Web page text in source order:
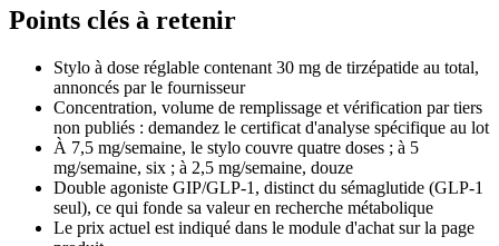
Points clés à retenir
Stylo à dose réglable contenant 30 mg de tirzépatide au total,
annoncés par le fournisseur
Concentration, volume de remplissage et vérification par tiers
non publiés : demandez le certificat d'analyse spécifique au lot
À 7,5 mg/semaine, le stylo couvre quatre doses ; à 5
mg/semaine, six ; à 2,5 mg/semaine, douze
Double agoniste GIP/GLP-1, distinct du sémaglutide (GLP-1
seul), ce qui fonde sa valeur en recherche métabolique
Le prix actuel est indiqué dans le module d'achat sur la page